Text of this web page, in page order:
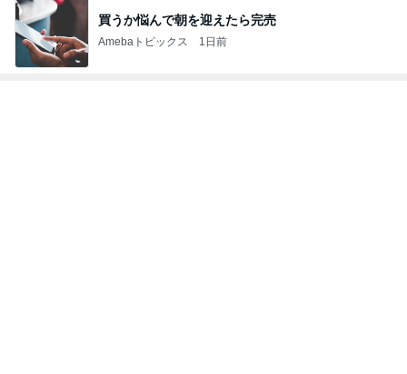
買うか悩んで朝を迎えたら完売
Amebaトピックス 1日前